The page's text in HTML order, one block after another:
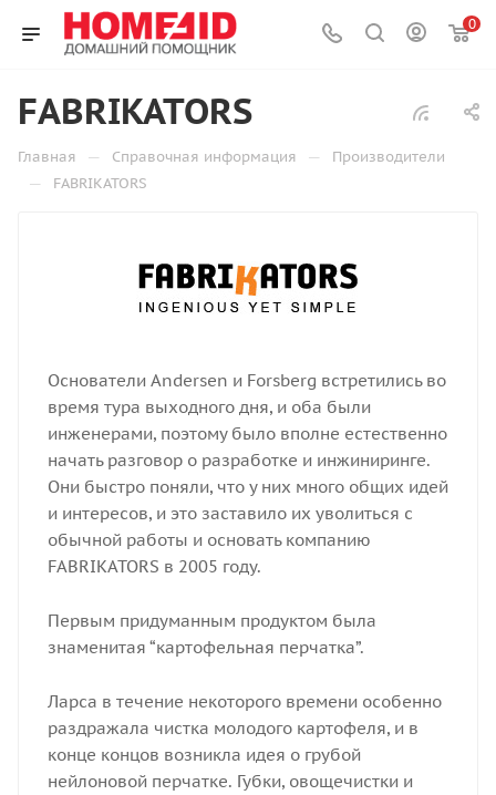
0
FABRIKATORS
Главная — Справочная информация — Производители
— FABRIKATORS
Основатели Andersen и Forsberg встретились во
время тура выходного дня, и оба были
инженерами, поэтому было вполне естественно
начать разговор о разработке и инжиниринге.
Они быстро поняли, что у них много общих идей
и интересов, и это заставило их уволиться с
обычной работы и основать компанию
FABRIKATORS в 2005 году.
Первым придуманным продуктом была
знаменитая “картофельная перчатка”.
Ларса в течение некоторого времени особенно
раздражала чистка молодого картофеля, и в
конце концов возникла идея о грубой
нейлоновой перчатке. Губки, овощечистки и